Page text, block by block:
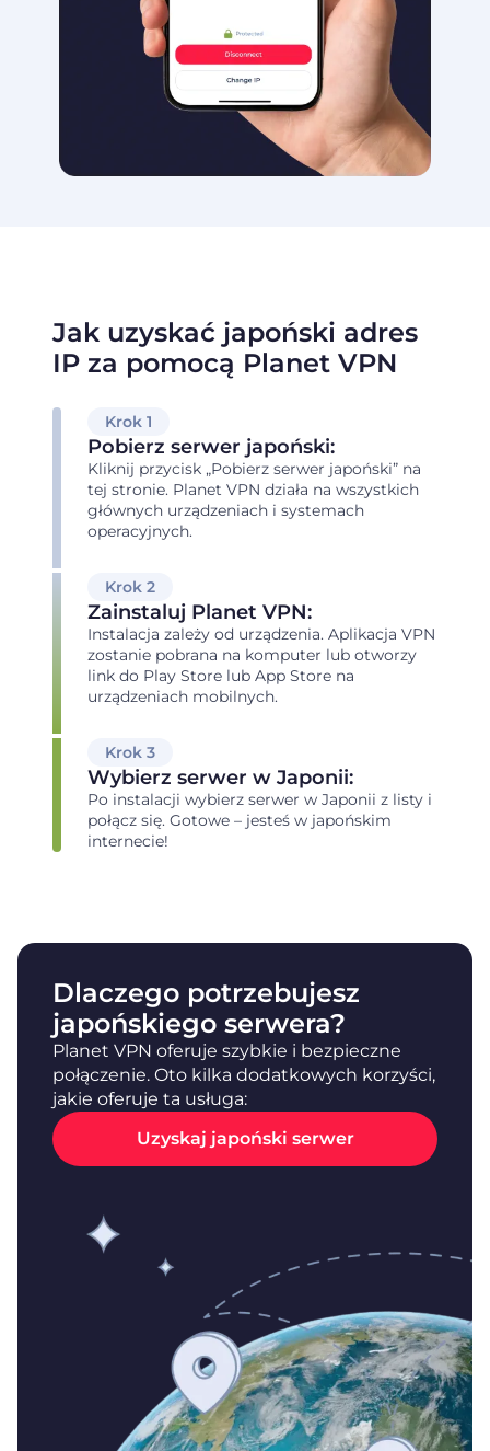
Jak uzyskać japoński adres
IP za pomocą Planet VPN
Krok 1
Pobierz serwer japoński:
Kliknij przycisk „Pobierz serwer japoński” na
tej stronie. Planet VPN działa na wszystkich
głównych urządzeniach i systemach
operacyjnych.
Krok 2
Zainstaluj Planet VPN:
Instalacja zależy od urządzenia. Aplikacja VPN
zostanie pobrana na komputer lub otworzy
link do Play Store lub App Store na
urządzeniach mobilnych.
Krok 3
Wybierz serwer w Japonii:
Po instalacji wybierz serwer w Japonii z listy i
połącz się. Gotowe – jesteś w japońskim
internecie!
Dlaczego potrzebujesz
japońskiego serwera?
Planet VPN oferuje szybkie i bezpieczne
połączenie. Oto kilka dodatkowych korzyści,
jakie oferuje ta usługa:
Uzyskaj japoński serwer